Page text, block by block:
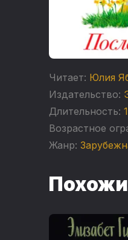
Читает: Юлия
Издательство:
Длительность:
Возрастное
Жанр: